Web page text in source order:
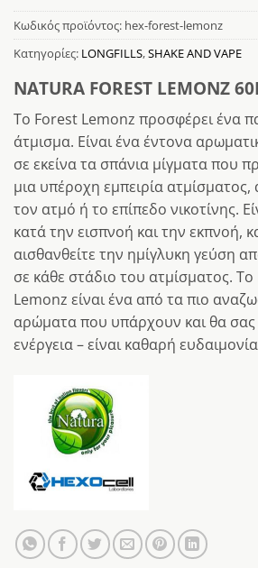
Κωδικός προϊόντος: hex-forest-lemonz
Κατηγορίες: LONGFILLS,SHAKE AND VAPE
NATURA FOREST LEMONZ
Το Forest Lemonz προσφέρει ένα
άτμισμα. Είναι ένα έντoνα
σε εκείνα τα σπάνια μίγματα που
μια υπέροχη εμπειρία
τον ατμό ή το επίπεδο νικοτίνης.
κατά την εισπνοή και την εκπνοή,
αισθανθείτε την ημίγλυκη γεύση
σε κάθε στάδιο του ατμίσματος.
Lemonz είναι ένα από τα πιο
αρώματα που υπάρχουν και θα σας
ενέργεια – είναι καθαρή